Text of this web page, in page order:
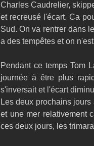
Charles Caudrelier,
et recreusé l'écart. Ca
Sud. On va rentrer dans
a des tempêtes et on
Pendant ce temps Tom
journée à être plus
s'inversait et l'écart
Les deux prochains
et une mer relativement
ces deux jours, les